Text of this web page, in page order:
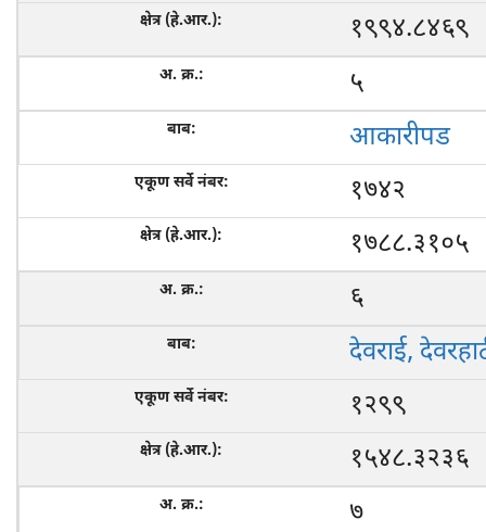
१९९४.८४६९
५
आकारीपड
१७४२
१७८८.३१०५
६
देवराई,
१२९९
१५४८.३२३६
७